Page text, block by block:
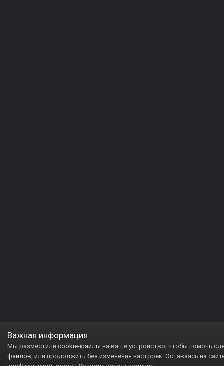
Важная информация
Мы разместили cookie-файлы на ваше устройство, чтобы помочь
файлов, или продолжить без изменения настроек. Оставаясь на